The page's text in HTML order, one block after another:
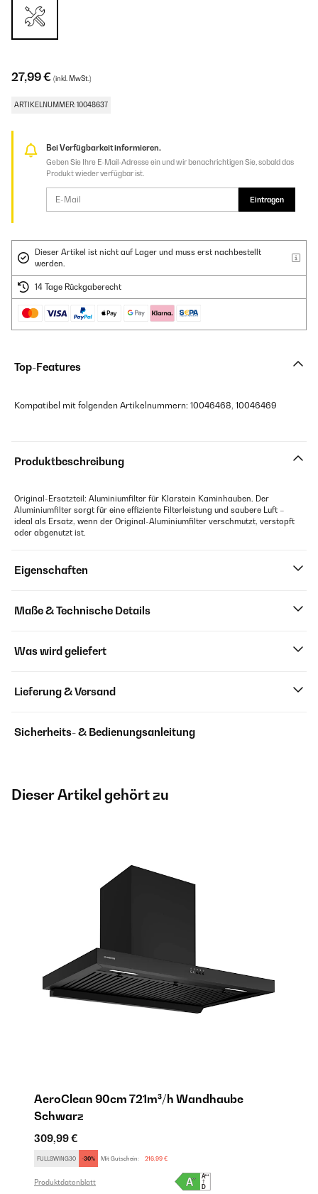
27,99 € (inkl. MwSt.)
ARTIKELNUMMER: 10048637
Bei Verfügbarkeit informieren.
Geben Sie Ihre E-Mail-Adresse ein und wir benachrichtigen Sie, sobald das
Produkt wieder verfügbar ist.
Eintragen
Dieser Artikel ist nicht auf Lager und muss erst nachbestellt
werden.
14 Tage Rückgaberecht
Top-Features
Kompatibel mit folgenden Artikelnummern: 10046468, 10046469
Produktbeschreibung
Original-Ersatzteil: Aluminiumfilter für Klarstein Kaminhauben. Der
Aluminiumfilter sorgt für eine effiziente Filterleistung und saubere Luft –
ideal als Ersatz, wenn der Original-Aluminiumfilter verschmutzt, verstopft
oder abgenutzt ist.
Eigenschaften
Maße & Technische Details
Was wird geliefert
Lieferung & Versand
Sicherheits- & Bedienungsanleitung
Dieser Artikel gehört zu
AeroClean 90cm 721m³/h Wandhaube
Schwarz
309,99 €
FULLSWING30 -30% Mit Gutschein: 216,99 €
Produktdatenblatt